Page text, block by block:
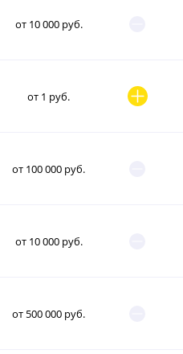
от 10 000 руб.
от 1 руб.
от 100 000 руб.
от 10 000 руб.
от 500 000 руб.